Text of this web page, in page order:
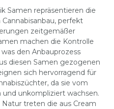
Samen repräsentieren die
perfekt
zeitgemäßer
machen die Kontrolle
den Anbauprozess
diesen Samen gezogenen
sich hervorragend für
da sie vom
und unkompliziert wachsen.
treten die aus Cream